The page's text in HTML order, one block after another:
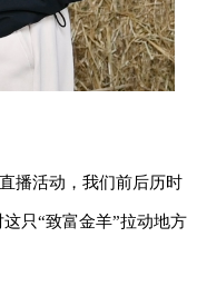
播活动，我们前后历时
只“致富金羊”拉动地方